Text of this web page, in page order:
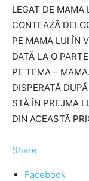
LEGAT DE MAMA
CONTEAZĂ
PE MAMA LUI ÎN
DATĂ LA O
PE TEMA –
DISPERATĂ
STĂ ÎN PREJMA
DIN ACEASTĂ
Share
Facebook